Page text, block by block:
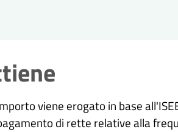
viene erogato in base
di rette relative alla